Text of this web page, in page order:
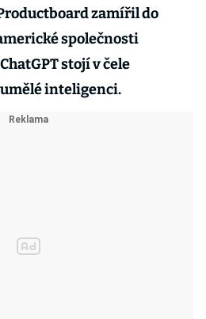
zamířil do
společnosti
stojí v čele
inteligenci.